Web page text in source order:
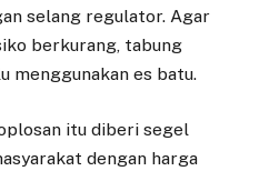
selang regulator. Agar
berkurang, tabung
menggunakan es batu.
itu diberi segel
dengan harga